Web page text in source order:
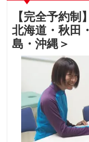
【完全予約
北海道・秋田
島・沖縄＞